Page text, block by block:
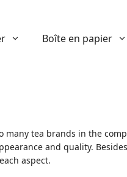
Boîte en papier
tea brands in the
and quality.
aspect.